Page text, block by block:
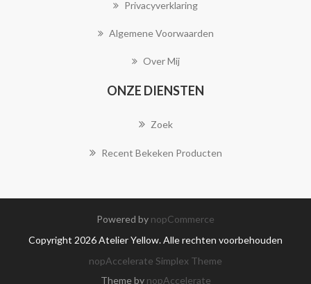
Privacyverklaring
Algemene Voorwaarden
Over Mij
ONZE DIENSTEN
Zoek
Recent Bekeken Producten
Powered by nopCommerce
Copyright 2026 Atelier Yellow. Alle rechten voorbehouden
nopAccelerate Simplex Theme
Theme by nopAccelerate